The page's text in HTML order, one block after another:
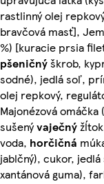
rastlinný olej
bravčová masť],
%) [kuracie prsia
pšeničnýškrob,
sodné), jedlá soľ,
olej repkový,
Majonézová
sušenývaječný
voda, horčičná
jablčný), cukor,
xantánová guma),